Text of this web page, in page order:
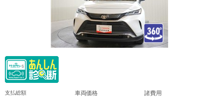
支払総額 車両価格 諸費用